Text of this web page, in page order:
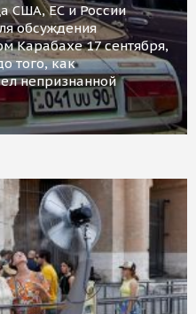
США, ЕС и России
обсуждения
Карабахе 17 сентября,
того, как
непризнанной